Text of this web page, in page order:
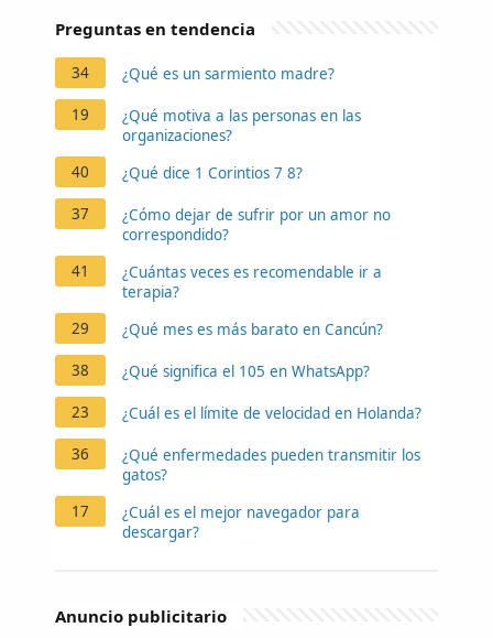
Preguntas en tendencia
34 ¿Qué es un sarmiento madre?
19
¿Qué motiva a las personas en las
organizaciones?
40
¿Qué dice 1 Corintios 7 8?
37
¿Cómo dejar de sufrir por un amor no
correspondido?
41
¿Cuántas veces es recomendable ir a
terapia?
29
¿Qué mes es más barato en Cancún?
38 ¿Qué significa el 105 en WhatsApp?
23 ¿Cuál es el límite de velocidad en Holanda?
36
¿Qué enfermedades pueden transmitir los
gatos?
17
¿Cuál es el mejor navegador para
descargar?
Anuncio publicitario